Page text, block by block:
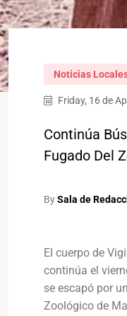
Noticias
Friday, 16 de
Continúa
Fugado Del
BySala de
El cuerpo de
continúa el
se escapó por
Zoológico de